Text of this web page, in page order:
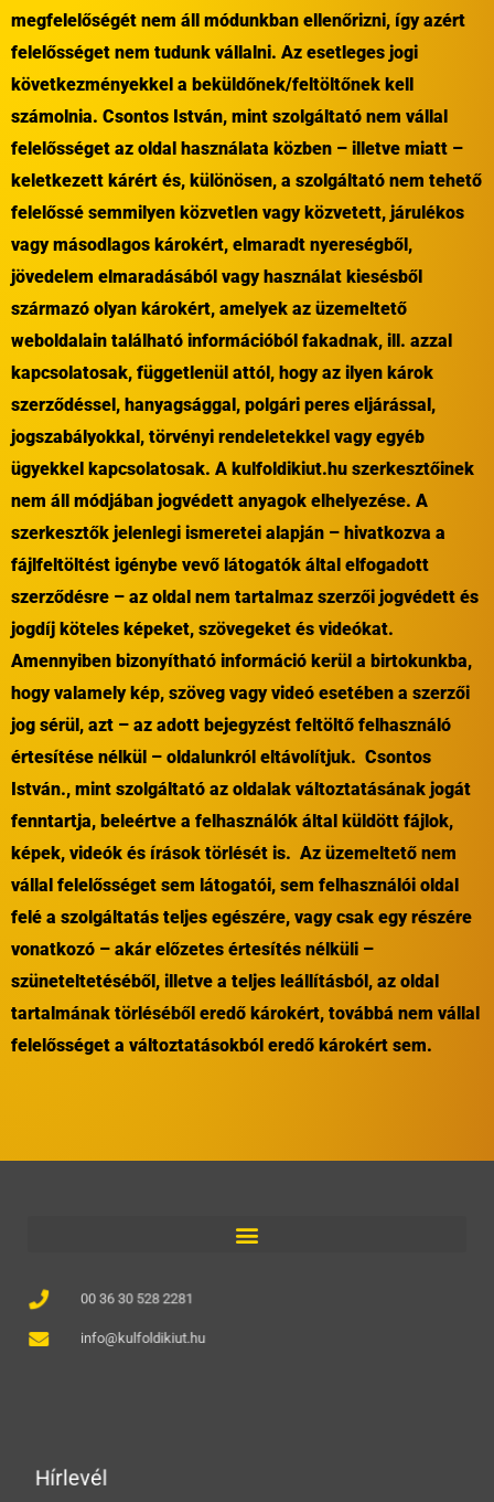
megfelelőségét nem áll módunkban ellenőrizni, így azért
felelősséget nem tudunk vállalni. Az esetleges jogi
következményekkel a beküldőnek/feltöltőnek kell
számolnia. Csontos István, mint szolgáltató nem vállal
felelősséget az oldal használata közben – illetve miatt –
keletkezett kárért és, különösen, a szolgáltató nem tehető
felelőssé semmilyen közvetlen vagy közvetett, járulékos
vagy másodlagos károkért, elmaradt nyereségből,
jövedelem elmaradásából vagy használat kiesésből
származó olyan károkért, amelyek az üzemeltető
weboldalain található információból fakadnak, ill. azzal
kapcsolatosak, függetlenül attól, hogy az ilyen károk
szerződéssel, hanyagsággal, polgári peres eljárással,
jogszabályokkal, törvényi rendeletekkel vagy egyéb
ügyekkel kapcsolatosak. A kulfoldikiut.hu szerkesztőinek
nem áll módjában jogvédett anyagok elhelyezése. A
szerkesztők jelenlegi ismeretei alapján – hivatkozva a
fájlfeltöltést igénybe vevő látogatók által elfogadott
szerződésre – az oldal nem tartalmaz szerzői jogvédett és
jogdíj köteles képeket, szövegeket és videókat.
Amennyiben bizonyítható információ kerül a birtokunkba,
hogy valamely kép, szöveg vagy videó esetében a szerzői
jog sérül, azt – az adott bejegyzést feltöltő felhasználó
értesítése nélkül – oldalunkról eltávolítjuk. Csontos
István., mint szolgáltató az oldalak változtatásának jogát
fenntartja, beleértve a felhasználók által küldött fájlok,
képek, videók és írások törlését is. Az üzemeltető nem
vállal felelősséget sem látogatói, sem felhasználói oldal
felé a szolgáltatás teljes egészére, vagy csak egy részére
vonatkozó – akár előzetes értesítés nélküli –
szüneteltetéséből, illetve a teljes leállításból, az oldal
tartalmának törléséből eredő károkért, továbbá nem vállal
felelősséget a változtatásokból eredő károkért sem.
00 36 30 528 2281
info@kulfoldikiut.hu
Hírlevél